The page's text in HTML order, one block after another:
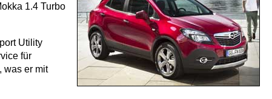
1.4 Turbo
Utility
für
was er mit